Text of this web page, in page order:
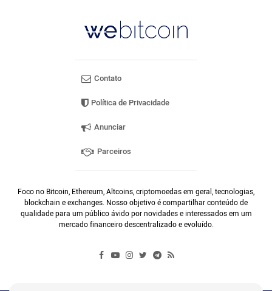
Contato
Política de Privacidade
Anunciar
Parceiros
Foco no Bitcoin, Ethereum, Altcoins, criptomoedas em geral, tecnologias,
blockchain e exchanges. Nosso objetivo é compartilhar conteúdo de
qualidade para um público ávido por novidades e interessados em um
mercado financeiro descentralizado e evoluído.